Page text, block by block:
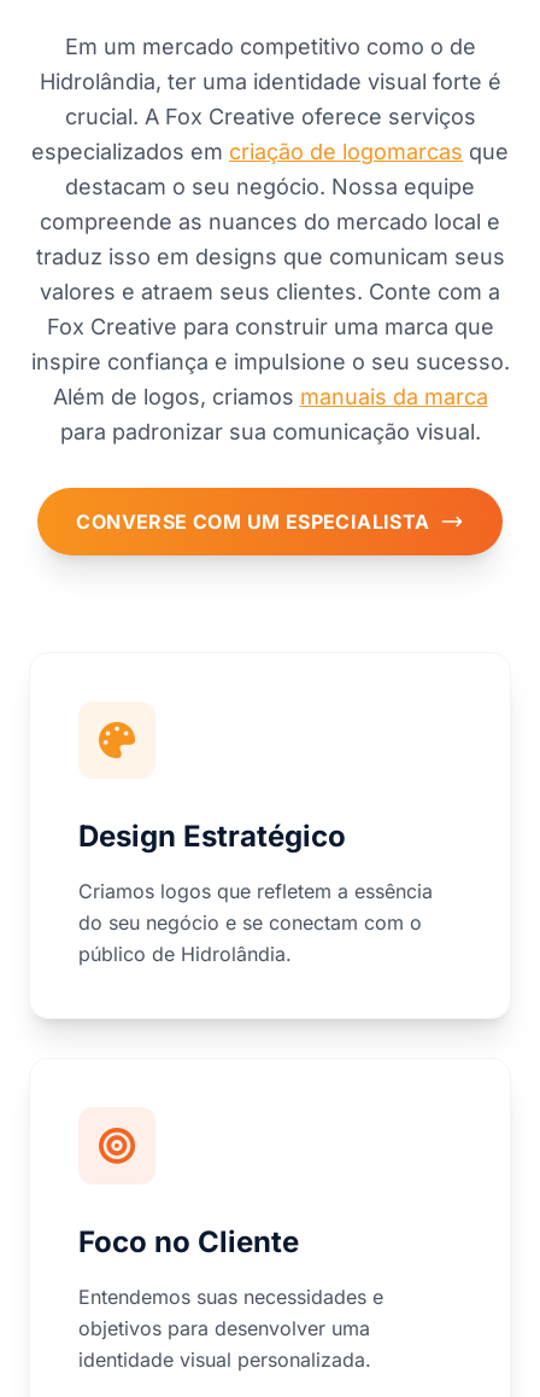
Em um mercado competitivo como o de
Hidrolândia, ter uma identidade visual forte é
crucial. A Fox Creative oferece serviços
especializados em criação de logomarcas que
destacam o seu negócio. Nossa equipe
compreende as nuances do mercado local e
traduz isso em designs que comunicam seus
valores e atraem seus clientes. Conte com a
Fox Creative para construir uma marca que
inspire confiança e impulsione o seu sucesso.
Além de logos, criamos manuais da marca
para padronizar sua comunicação visual.
CONVERSE COM UM ESPECIALISTA
Design Estratégico
Criamos logos que refletem a essência
do seu negócio e se conectam com o
público de Hidrolândia.
Foco no Cliente
Entendemos suas necessidades e
objetivos para desenvolver uma
identidade visual personalizada.